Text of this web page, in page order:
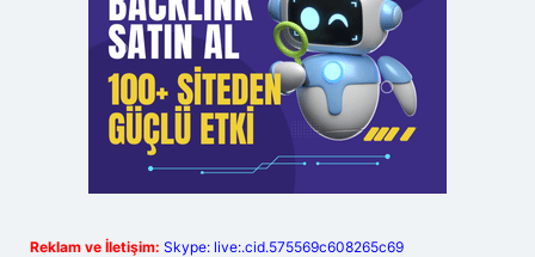
Reklam ve İletişim: Skype: live:.cid.575569c608265c69